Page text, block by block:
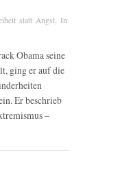
statt Angst In
Obama seine
ging er auf die
Er beschrieb
–